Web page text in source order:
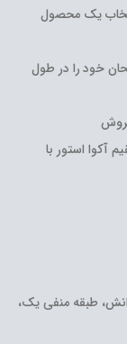
یک محصول
خود را در طول
استور با
طبقه منفی یک،